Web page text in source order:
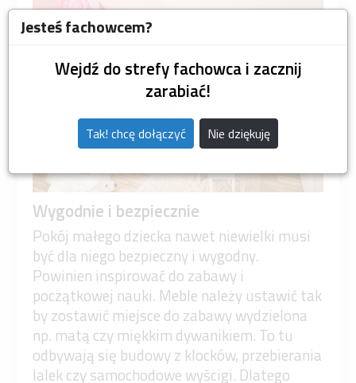
Wygodnie i bezpiecznie
Pokój małego dziecka nawet niewielki musi
być dla niego bezpieczny i wygodny.
Powinien inspirować do zabawy i
początkowej nauki. Meble należy ustawić tak
by zostawić miejsce do zabawy wydzielona
np. matą czy miękkim dywanikiem. To tu
odbywają się budowy z klocków, przebierania
lalek czy samochodowe wyścigi. Dlatego
Jesteś fachowcem?
Wejdź do strefy fachowca i zacznij
zarabiać!
Tak! chcę dołączyć Nie dziękuję